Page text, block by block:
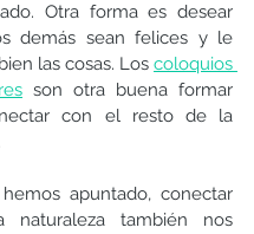
Otra forma es desear
demás sean felices y le
las cosas. Los coloquios
son otra buena formar
con el resto de la
apuntado, conectar
naturaleza también nos